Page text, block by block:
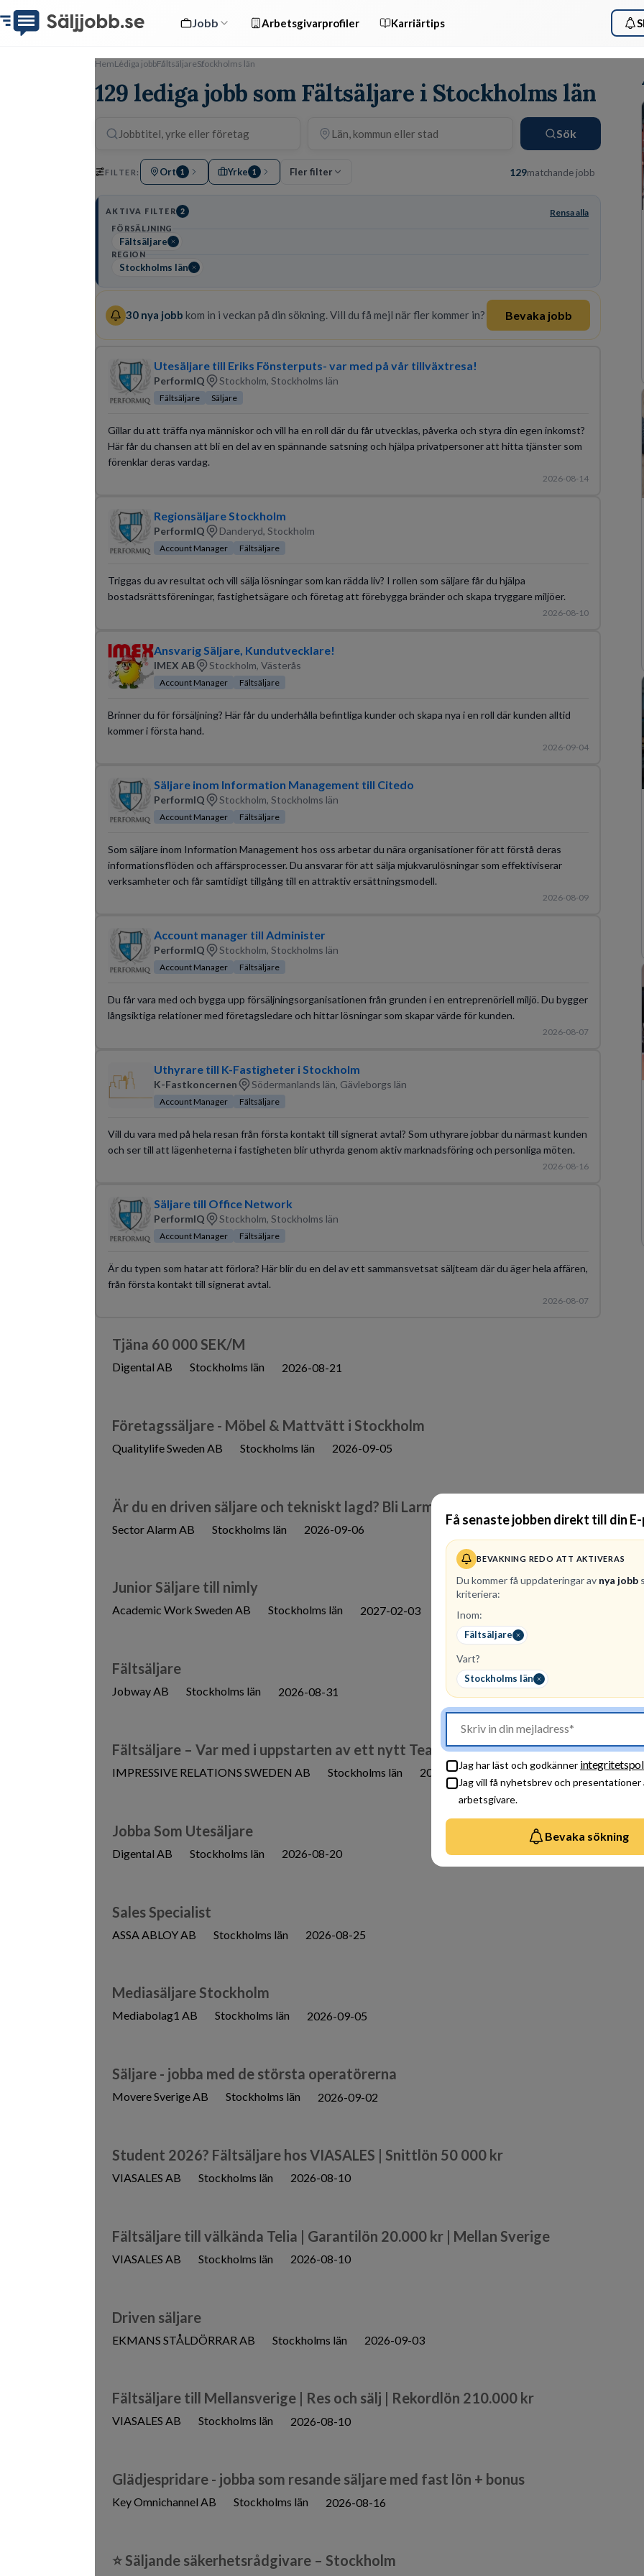
Jobb Arbetsgivarprofiler Karriärtips
Få senaste jobben direkt till din
BEVAKNING REDO ATT AKTIVERAS
Du kommer få uppdateringar av nya jobb
kriteriera:
Inom:
Fältsäljare
Vart?
Stockholms län
Jag har läst och godkänner
Jag vill få nyhetsbrev och presentationer
arbetsgivare.
Bevaka sökning
HemLediga jobbFältsäljareStockholms län
129 lediga jobb som Fältsäljare i Stockholms län
Sök
FILTER: Ort 1 Yrke 1 Fler filter 129matchande jobb
AKTIVA FILTER 2 Rensa alla
FÖRSÄLJNING
Fältsäljare
REGION
Stockholms län
30 nya jobb kom in i veckan på din sökning. Vill du få mejl när fler kommer in? Bevaka jobb
Utesäljare till Eriks Fönsterputs- var med på vår tillväxtresa!
PerformIQ Stockholm, Stockholms län
Fältsäljare Säljare
Gillar du att träffa nya människor och vill ha en roll där du får utvecklas, påverka och styra din egen inkomst?
Här får du chansen att bli en del av en spännande satsning och hjälpa privatpersoner att hitta tjänster som
förenklar deras vardag.
2026-08-14
Regionsäljare Stockholm
PerformIQ Danderyd, Stockholm
Account Manager Fältsäljare
Triggas du av resultat och vill sälja lösningar som kan rädda liv? I rollen som säljare får du hjälpa
bostadsrättsföreningar, fastighetsägare och företag att förebygga bränder och skapa tryggare miljöer.
2026-08-10
Ansvarig Säljare, Kundutvecklare!
IMEX AB Stockholm, Västerås
Account Manager Fältsäljare
Brinner du för försäljning? Här får du underhålla befintliga kunder och skapa nya i en roll där kunden alltid
kommer i första hand.
2026-09-04
Säljare inom Information Management till Citedo
PerformIQ Stockholm, Stockholms län
Account Manager Fältsäljare
Som säljare inom Information Management hos oss arbetar du nära organisationer för att förstå deras
informationsflöden och affärsprocesser. Du ansvarar för att sälja mjukvarulösningar som effektiviserar
verksamheter och får samtidigt tillgång till en attraktiv ersättningsmodell.
2026-08-09
Account manager till Administer
PerformIQ Stockholm, Stockholms län
Account Manager Fältsäljare
Du får vara med och bygga upp försäljningsorganisationen från grunden i en entreprenöriell miljö. Du bygger
långsiktiga relationer med företagsledare och hittar lösningar som skapar värde för kunden.
2026-08-07
Uthyrare till K-Fastigheter i Stockholm
K-Fastkoncernen Södermanlands län, Gävleborgs län
Account Manager Fältsäljare
Vill du vara med på hela resan från första kontakt till signerat avtal? Som uthyrare jobbar du närmast kunden
och ser till att lägenheterna i fastigheten blir uthyrda genom aktiv marknadsföring och personliga möten.
2026-08-16
Säljare till Office Network
PerformIQ Stockholm, Stockholms län
Account Manager Fältsäljare
Är du typen som hatar att förlora? Här blir du en del av ett sammansvetsat säljteam där du äger hela affären,
från första kontakt till signerat avtal.
2026-08-07
Tjäna 60 000 SEK/M
Digental AB Stockholms län 2026-08-21
Företagssäljare - Möbel & Mattvätt i Stockholm
Qualitylife Sweden AB Stockholms län 2026-09-05
Är du en driven säljare och tekniskt lagd? Bli Larminstallatör hos oss!
Sector Alarm AB Stockholms län 2026-09-06
Junior Säljare till nimly
Academic Work Sweden AB Stockholms län 2027-02-03
Fältsäljare
Jobway AB Stockholms län 2026-08-31
Fältsäljare – Var med i uppstarten av ett nytt Team 🚀
IMPRESSIVE RELATIONS SWEDEN AB Stockholms län 2027-02-03
Jobba Som Utesäljare
Digental AB Stockholms län 2026-08-20
Sales Specialist
ASSA ABLOY AB Stockholms län 2026-08-25
Mediasäljare Stockholm
Mediabolag1 AB Stockholms län 2026-09-05
Säljare - jobba med de största operatörerna
Movere Sverige AB Stockholms län 2026-09-02
Student 2026? Fältsäljare hos VIASALES | Snittlön 50 000 kr
VIASALES AB Stockholms län 2026-08-10
Fältsäljare till välkända Telia | Garantilön 20.000 kr | Mellan Sverige
VIASALES AB Stockholms län 2026-08-10
Driven säljare
EKMANS STÅLDÖRRAR AB Stockholms län 2026-09-03
Fältsäljare till Mellansverige | Res och sälj | Rekordlön 210.000 kr
VIASALES AB Stockholms län 2026-08-10
Glädjespridare - jobba som resande säljare med fast lön + bonus
Key Omnichannel AB Stockholms län 2026-08-16
⭐ Säljande säkerhetsrådgivare – Stockholm